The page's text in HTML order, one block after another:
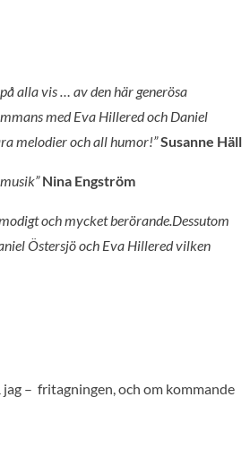
alla vis … av den här generösa
med Eva Hillered och Daniel
melodier och all humor!”Susanne Häll
Nina Engström
och mycket berörande.Dessutom
Östersjö och Eva Hillered vilken
– fritagningen, och om kommande